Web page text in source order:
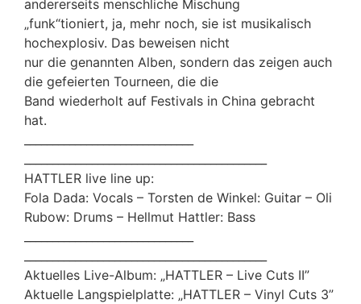
andererseits menschliche Mischung
„funk“tioniert, ja, mehr noch, sie ist musikalisch
hochexplosiv. Das beweisen nicht
nur die genannten Alben, sondern das zeigen auch
die gefeierten Tourneen, die die
Band wiederholt auf Festivals in China gebracht
hat.
HATTLER live line up:
Fola Dada: Vocals – Torsten de Winkel: Guitar – Oli
Rubow: Drums – Hellmut Hattler: Bass
Aktuelles Live-Album: „HATTLER – Live Cuts II”
Aktuelle Langspielplatte: „HATTLER – Vinyl Cuts 3”